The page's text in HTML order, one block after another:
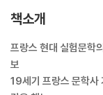
책소개
프랑스 현대 실험문학
보
19세기 프랑스 문학사